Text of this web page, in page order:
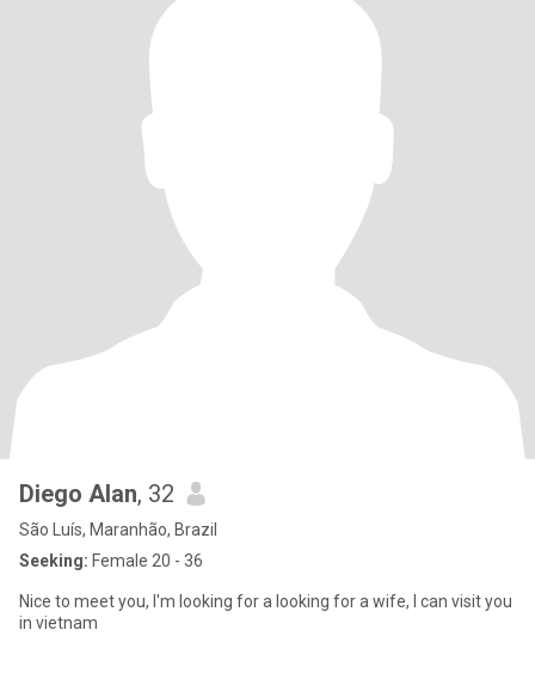
Diego Alan, 32
São Luís, Maranhão, Brazil
Seeking: Female 20 - 36
Nice to meet you, I'm looking for a looking for a wife, l can visit you
in vietnam